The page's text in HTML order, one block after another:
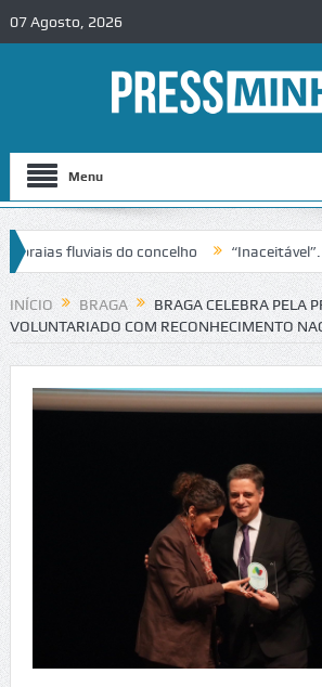
07 Agosto, 2026
Menu
fluviais do concelho “Inaceitável”. Liga
no IC2 em Alcobaça Igreja do
INÍCIO BRAGA
BRAGA CELEBRA PELA
VOLUNTARIADO COM RECONHECIMENTO